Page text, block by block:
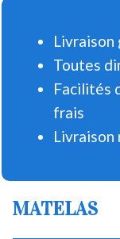
Toutes
Facilités
frais
Livraison
MATELAS